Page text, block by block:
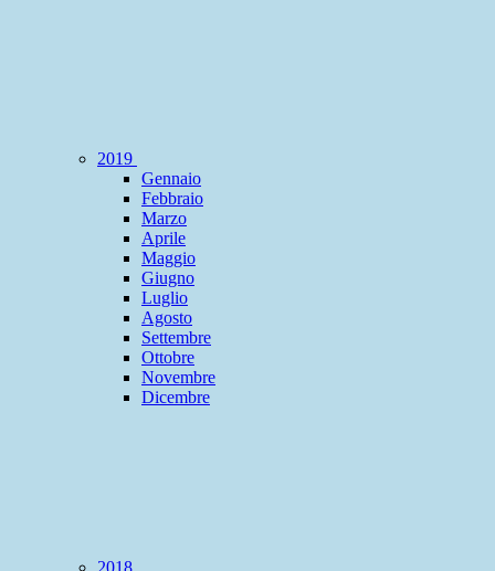
2019
Gennaio
Febbraio
Marzo
Aprile
Maggio
Giugno
Luglio
Agosto
Settembre
Ottobre
Novembre
Dicembre